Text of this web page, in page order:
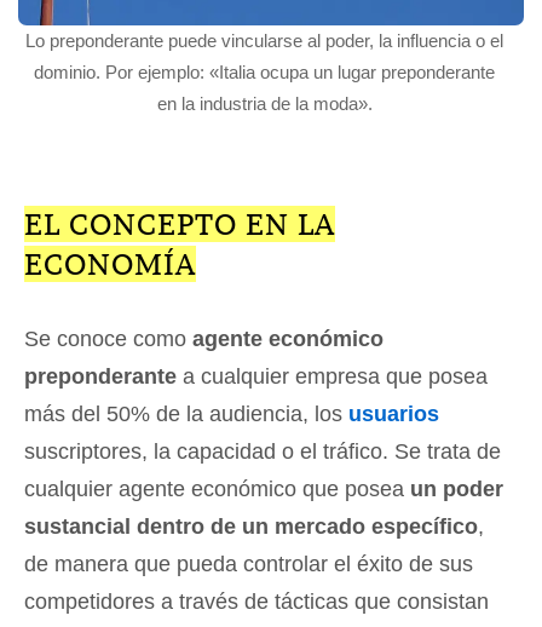
Lo preponderante puede vincularse al poder, la influencia o el
dominio. Por ejemplo: «Italia ocupa un lugar preponderante
en la industria de la moda».
EL CONCEPTO EN LA
ECONOMÍA
Se conoce como agente económico
preponderante a cualquier empresa que posea
más del 50% de la audiencia, los usuarios
suscriptores, la capacidad o el tráfico. Se trata de
cualquier agente económico que posea un poder
sustancial dentro de un mercado específico,
de manera que pueda controlar el éxito de sus
competidores a través de tácticas que consistan